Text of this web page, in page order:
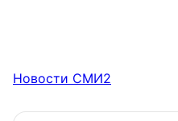
Новости СМИ2